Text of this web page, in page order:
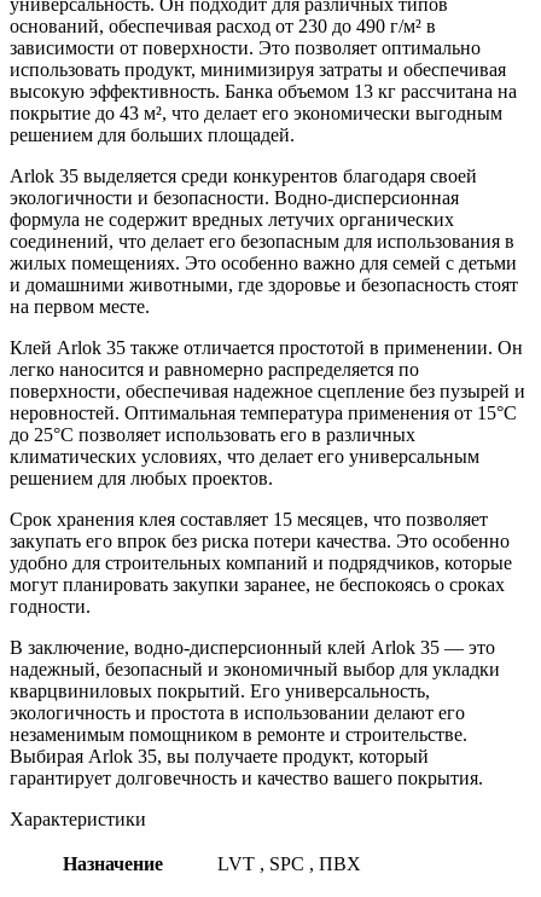
универсальность. Он подходит для различных типов
оснований, обеспечивая расход от 230 до 490 г/м² в
зависимости от поверхности. Это позволяет оптимально
использовать продукт, минимизируя затраты и обеспечивая
высокую эффективность. Банка объемом 13 кг рассчитана на
покрытие до 43 м², что делает его экономически выгодным
решением для больших площадей.
Arlok 35 выделяется среди конкурентов благодаря своей
экологичности и безопасности. Водно-дисперсионная
формула не содержит вредных летучих органических
соединений, что делает его безопасным для использования в
жилых помещениях. Это особенно важно для семей с детьми
и домашними животными, где здоровье и безопасность стоят
на первом месте.
Клей Arlok 35 также отличается простотой в применении. Он
легко наносится и равномерно распределяется по
поверхности, обеспечивая надежное сцепление без пузырей и
неровностей. Оптимальная температура применения от 15°С
до 25°С позволяет использовать его в различных
климатических условиях, что делает его универсальным
решением для любых проектов.
Срок хранения клея составляет 15 месяцев, что позволяет
закупать его впрок без риска потери качества. Это особенно
удобно для строительных компаний и подрядчиков, которые
могут планировать закупки заранее, не беспокоясь о сроках
годности.
В заключение, водно-дисперсионный клей Arlok 35 — это
надежный, безопасный и экономичный выбор для укладки
кварцвиниловых покрытий. Его универсальность,
экологичность и простота в использовании делают его
незаменимым помощником в ремонте и строительстве.
Выбирая Arlok 35, вы получаете продукт, который
гарантирует долговечность и качество вашего покрытия.
Характеристики
Назначение LVT , SPC , ПВХ